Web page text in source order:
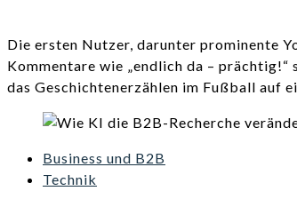
Die ersten Nutzer, darunter prominente
Kommentare wie „endlich da –
das Geschichtenerzählen im Fußball auf
Business und B2B
Technik